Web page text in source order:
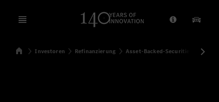
Open menu Anbieter/
SuchenStartseite
Investoren Refinanzierung Asset-Backed-Securities USA